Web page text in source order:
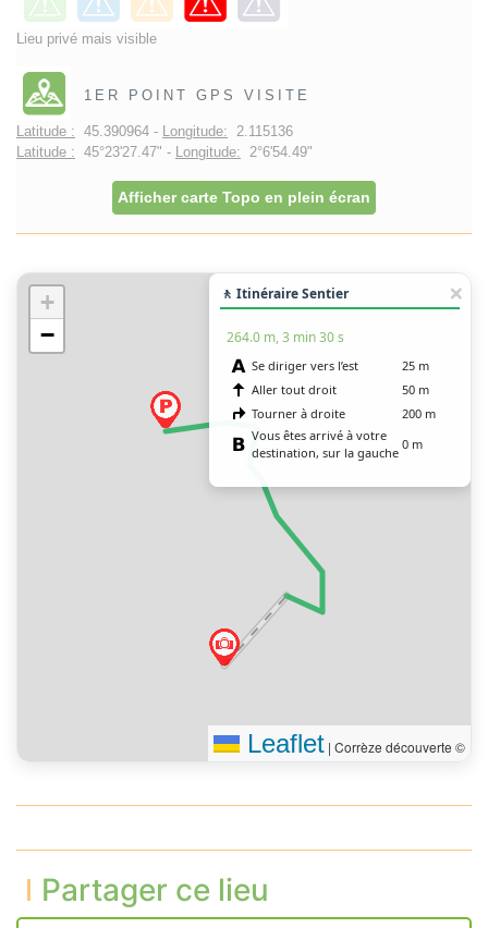
Lieu privé mais visible
1ER POINT GPS VISITE
Latitude : 45.390964 - Longitude: 2.115136
Latitude : 45°23'27.47" - Longitude: 2°6'54.49"
Afficher carte Topo en plein écran
+
−
🚶 Itinéraire Sentier
264.0 m, 3 min 30 s
Se diriger vers l’est
25 m
Aller tout droit
50 m
Tourner à droite
200 m
Vous êtes arrivé à votre
destination, sur la gauche
0 m
Leaflet | Corrèze découverte ©
Partager ce lieu